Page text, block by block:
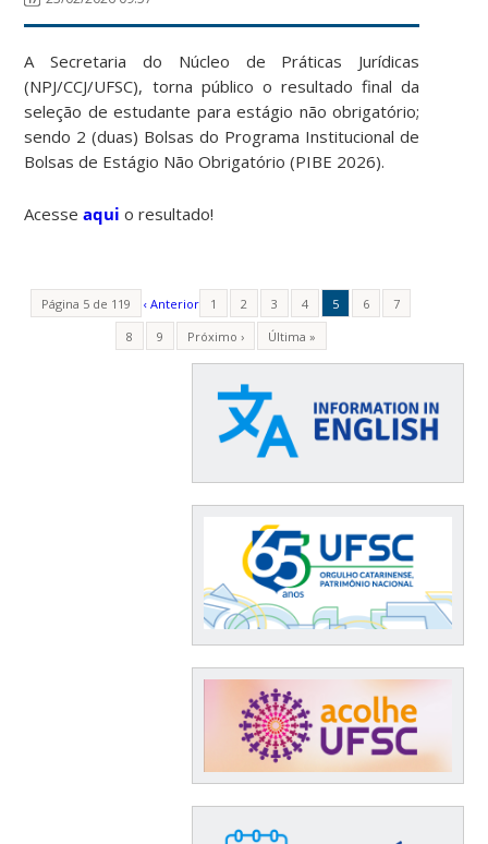
A Secretaria do Núcleo de Práticas Jurídicas
(NPJ/CCJ/UFSC), torna público o resultado final da
seleção de estudante para estágio não obrigatório;
sendo 2 (duas) Bolsas do Programa Institucional de
Bolsas de Estágio Não Obrigatório (PIBE 2026).
Acesseaqui o resultado!
Página 5 de 119 ‹ Anterior 1 2 3 4 5 6
7
8
9 Próximo › Última »